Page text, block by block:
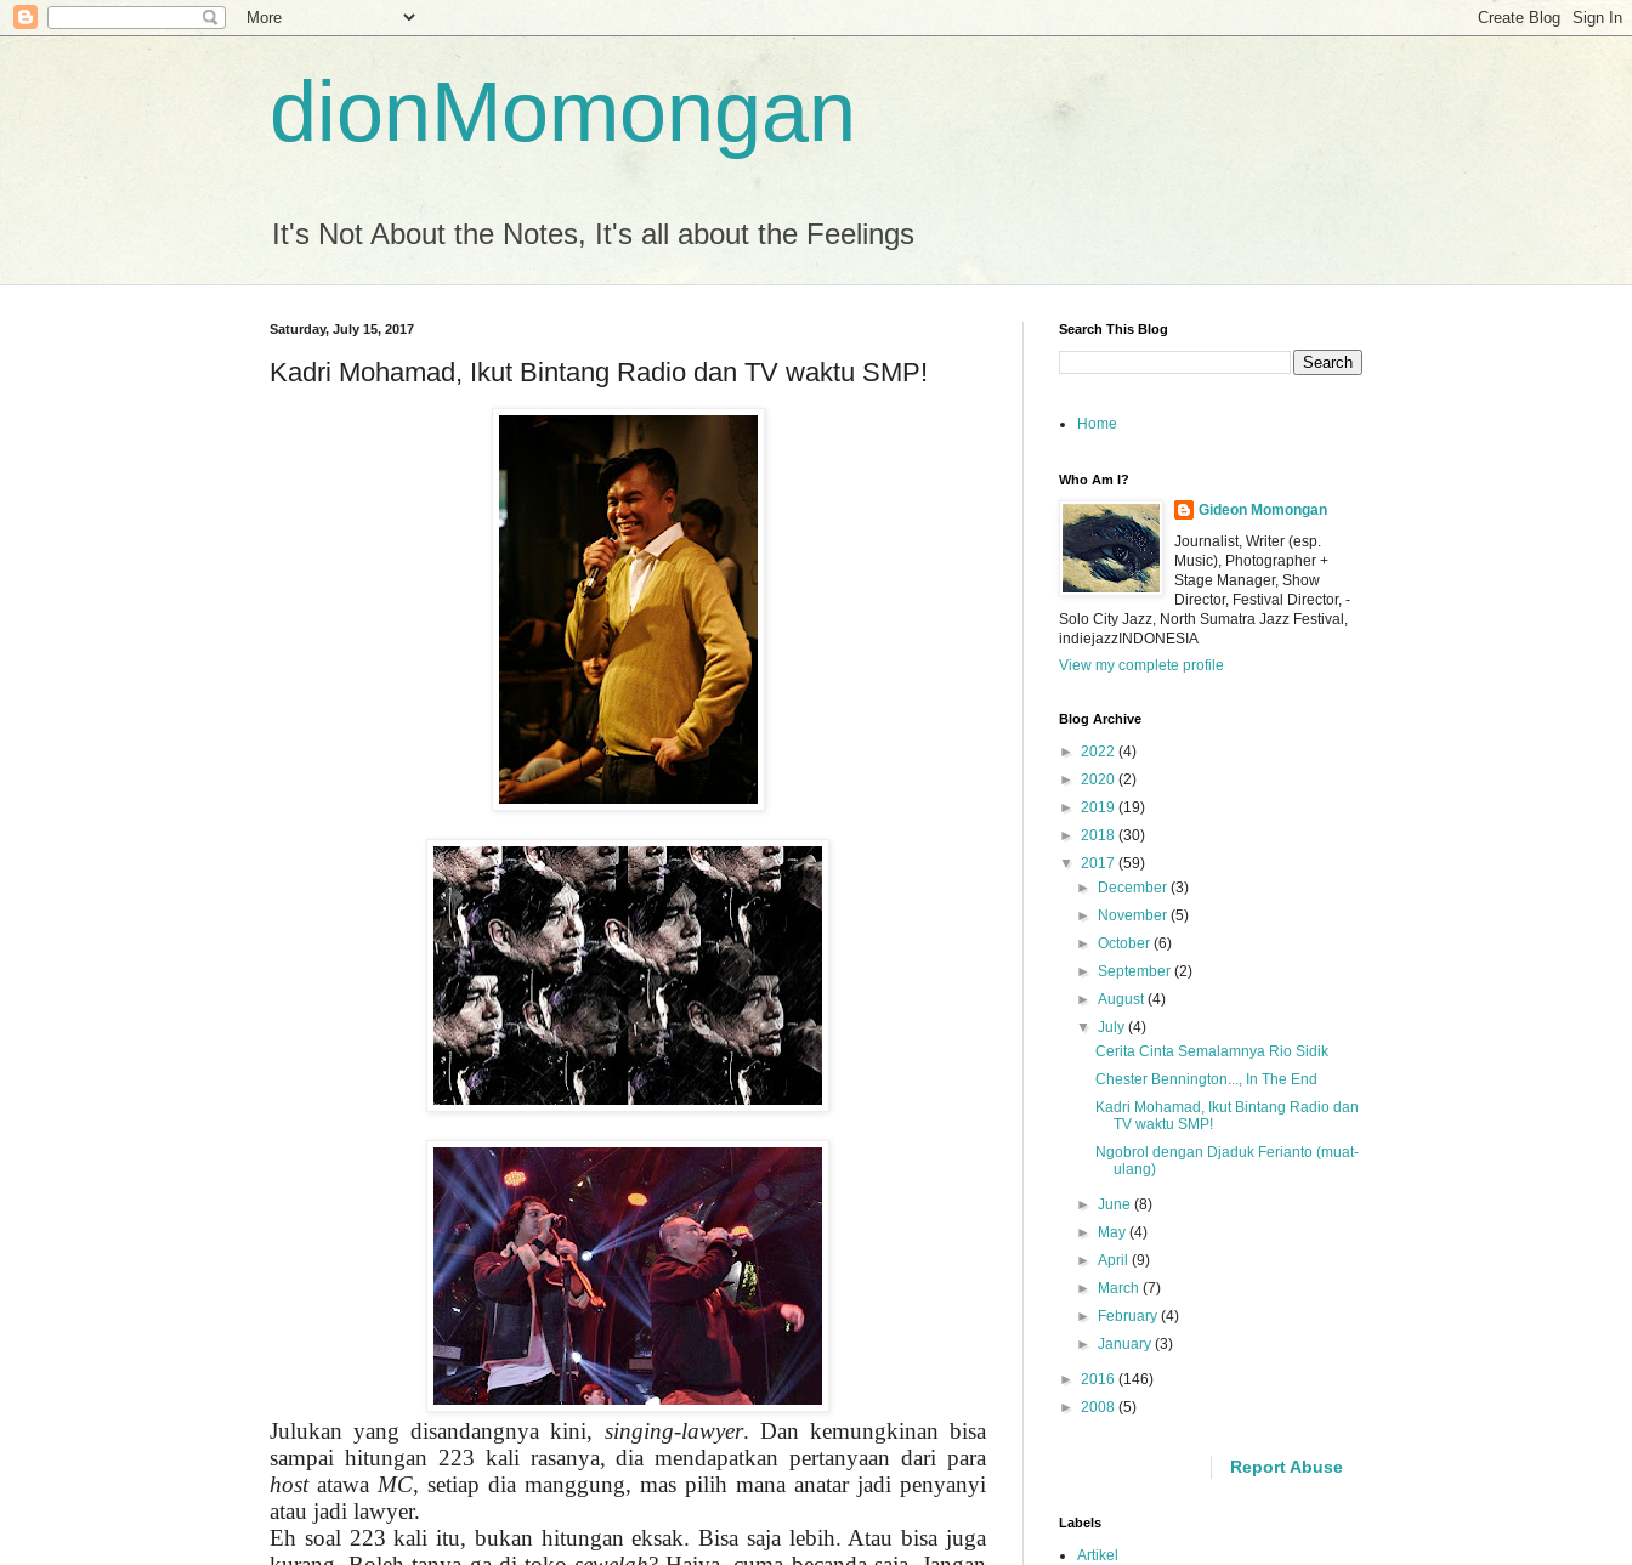
dionMomongan
It's Not About the Notes, It's all about the Feelings
Saturday, July 15, 2017
Kadri Mohamad, Ikut Bintang Radio dan TV waktu SMP!
Julukan yang disandangnya kini, singing-lawyer. Dan kemungkinan bisa
sampai hitungan 223 kali rasanya, dia mendapatkan pertanyaan dari para
host atawa MC, setiap dia manggung, mas pilih mana anatar jadi penyanyi
atau jadi lawyer.
Eh soal 223 kali itu, bukan hitungan eksak. Bisa saja lebih. Atau bisa juga
Search This Blog
Home
Who Am I?
Gideon Momongan
Journalist, Writer (esp.
Music), Photographer +
Stage Manager, Show
Director, Festival Director, -
Solo City Jazz, North Sumatra Jazz Festival,
indiejazzINDONESIA
View my complete profile
Blog Archive
► 2022 (4)
► 2020 (2)
► 2019 (19)
► 2018 (30)
▼ 2017 (59)
►
December(3)
►
November(5)
►October(6)
►September(2)
►August(4)
▼July(4)
Cerita Cinta Semalamnya Rio Sidik
Chester Bennington..., In The End
Kadri Mohamad, Ikut Bintang Radio dan
TV waktu SMP!
Ngobrol dengan Djaduk Ferianto (muat-
ulang)
►June(8)
►
May(4)
►April(9)
►
March(7)
►
February(4)
►January(3)
► 2016 (146)
► 2008 (5)
Report Abuse
Labels
Artikel